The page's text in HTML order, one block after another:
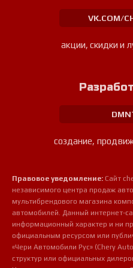
VK.COM/
акции, скидки и
создание,
Правовое уведомление: Сайт
независимого центра продаж
мультибрендового магазина
автомобилей. Данный интернет-
информационный характер и ни
официальным ресурсом или
«Чери Автомобили Рус» (Chery
структур или официальных